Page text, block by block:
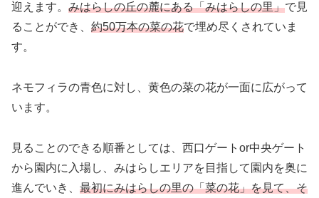
迎えます。 みはらしの丘の麓にある「みはらしの里」で見
ることができ、 約50万本の菜の花で埋め尽くされていま
す。
ネモフィラの青色に対し、黄色の菜の花が一面に広がって
います。
見ることのできる順番としては、西口ゲートor中央ゲート
から園内に入場し、みはらしエリアを目指して園内を奥に
進んでいき、 最初にみはらしの里の「菜の花」を見て、そ